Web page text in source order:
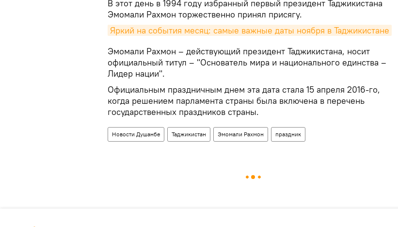
В этот день в 1994 году избранный первый президент Таджикистана
Эмомали Рахмон торжественно принял присягу.
Яркий на события месяц: самые важные даты ноября в Таджикистане
Эмомали Рахмон – действующий президент Таджикистана, носит
официальный титул – "Основатель мира и национального единства –
Лидер нации".
Официальным праздничным днем эта дата стала 15 апреля 2016-го,
когда решением парламента страны была включена в перечень
государственных праздников страны.
Новости Душанбе Таджикистан Эмомали Рахмон праздник